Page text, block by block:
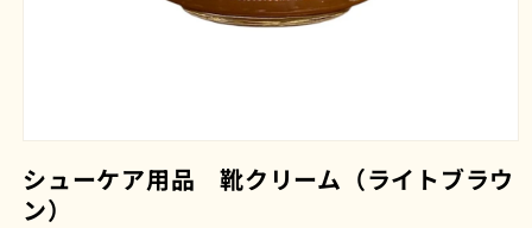
ー
ダ
ル
シューケア用品 靴クリーム（ライトブラウ
ン）